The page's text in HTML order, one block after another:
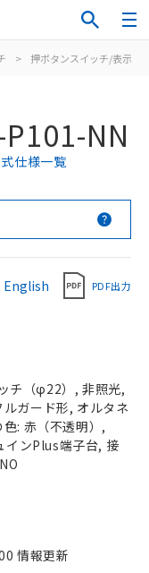
> 押ボタンスイッチ/表示灯
NN
仕様一覧
English PDF出力
チ（φ22）, 非照光,
ガード形, オルタネ
: 赤（不透明）,
インPlus端子台, 接
情報更新